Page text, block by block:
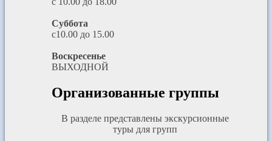
Суббота
с10.00 до 15.00
Воскресенье
ВЫХОДНОЙ
Организованные группы
В разделе представлены экскурсионные
туры для групп